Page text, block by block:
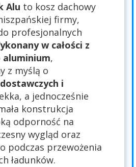
Alu to kosz dachowy
firmy,
profesjonalnych
w całości z
,
z myślą o
i
a jednocześnie
konstrukcja
odporność na
wygląd oraz
podczas przewożenia
ładunków.